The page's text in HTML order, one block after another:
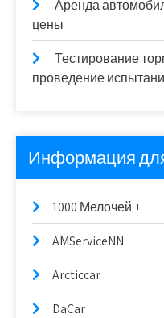
Аренда
цены
Тестирование
проведение
Информация
1000 Мелочей +
AMServiceNN
Arcticcar
DaCar